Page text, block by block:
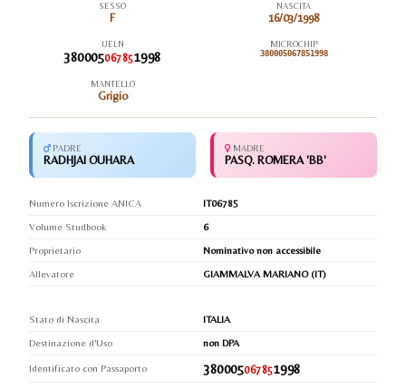
SESSO
F
NASCITA
16/03/1998
UELN
380005067851998
MICROCHIP
380005067851998
MANTELLO
Grigio
PADRE
RADHJAI OUHARA
MADRE
PASQ. ROMERA 'BB'
Numero Iscrizione ANICA
IT06785
Volume Studbook
6
Proprietario
Nominativo non accessibile
Allevatore
GIAMMALVA MARIANO (IT)
Stato di Nascita
ITALIA
Destinazione d'Uso
non DPA
Identificato con Passaporto 380005067851998